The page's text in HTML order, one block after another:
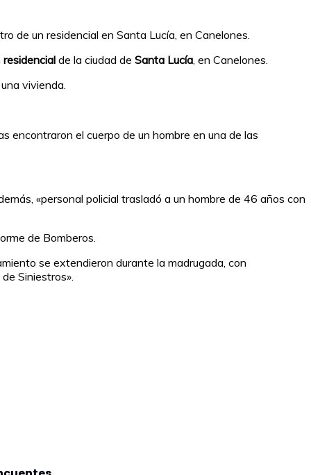
de un residencial en Santa Lucía, en Canelones.
residencial de la ciudad de Santa Lucía, en Canelones.
vivienda.
encontraron el cuerpo de un hombre en una de las
«personal policial trasladó a un hombre de 46 años con
de Bomberos.
se extendieron durante la madrugada, con
Siniestros».